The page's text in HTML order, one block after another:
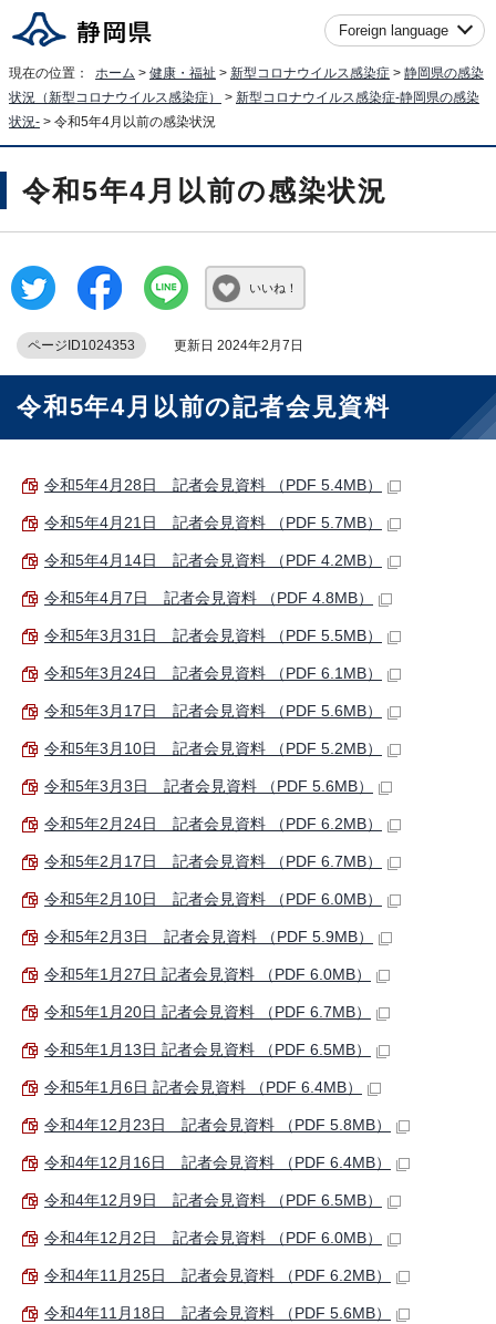
Foreign language
現在の位置： ホーム > 健康・福祉 > 新型コロナウイルス感染症 > 静岡県の感染
状況（新型コロナウイルス感染症）
> 新型コロナウイルス感染症-静岡県の感染
状況- > 令和5年4月以前の感染状況
令和5年4月以前の感染状況
いいね！
ページID1024353 更新日 2024年2月7日
令和5年4月以前の記者会見資料
令和5年4月28日 記者会見資料 （PDF 5.4MB）
令和5年4月21日 記者会見資料 （PDF 5.7MB）
令和5年4月14日 記者会見資料 （PDF 4.2MB）
令和5年4月7日 記者会見資料 （PDF 4.8MB）
令和5年3月31日 記者会見資料 （PDF 5.5MB）
令和5年3月24日 記者会見資料 （PDF 6.1MB）
令和5年3月17日 記者会見資料 （PDF 5.6MB）
令和5年3月10日 記者会見資料 （PDF 5.2MB）
令和5年3月3日 記者会見資料 （PDF 5.6MB）
令和5年2月24日 記者会見資料 （PDF 6.2MB）
令和5年2月17日 記者会見資料 （PDF 6.7MB）
令和5年2月10日 記者会見資料 （PDF 6.0MB）
令和5年2月3日 記者会見資料 （PDF 5.9MB）
令和5年1月27日 記者会見資料 （PDF 6.0MB）
令和5年1月20日 記者会見資料 （PDF 6.7MB）
令和5年1月13日 記者会見資料 （PDF 6.5MB）
令和5年1月6日 記者会見資料 （PDF 6.4MB）
令和4年12月23日 記者会見資料 （PDF 5.8MB）
令和4年12月16日 記者会見資料 （PDF 6.4MB）
令和4年12月9日 記者会見資料 （PDF 6.5MB）
令和4年12月2日 記者会見資料 （PDF 6.0MB）
令和4年11月25日 記者会見資料 （PDF 6.2MB）
令和4年11月18日 記者会見資料 （PDF 5.6MB）